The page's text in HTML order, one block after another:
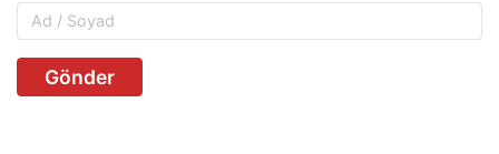
Gönder